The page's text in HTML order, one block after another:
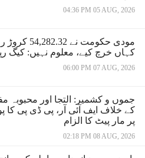
04:36 PM 05 AUG, 2026
مودی حکومت نے
کہاں خرچ کیے، معلوم نہیں: کیگ
06:00 PM 07 AUG, 2026
جموں و کشمیر: التجا اور محبوبہ
کے خلاف ایف آئی آر، پی ڈی پی کا
پر مار پیٹ کا الزام
02:18 PM 08 AUG, 2026